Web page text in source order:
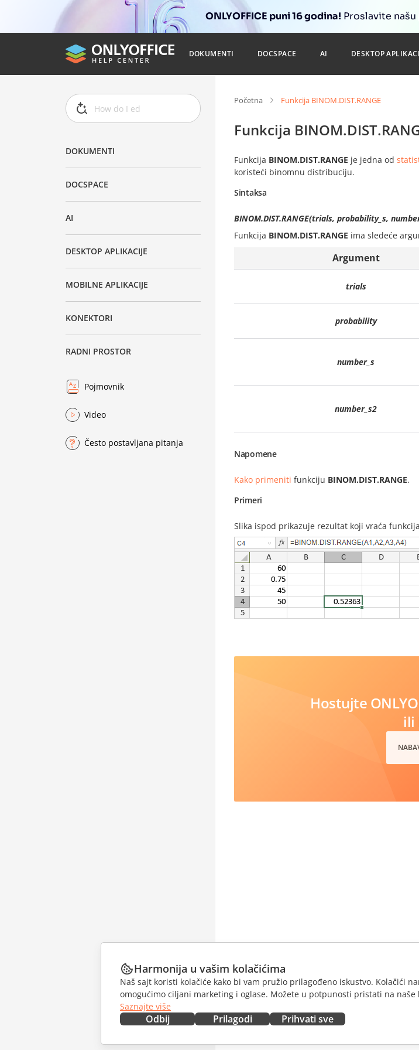
ONLYOFFICE puni 16 godina! Proslavite
DOKUMENTI DOCSPACE AI DESKTOP
DOKUMENTI
DOCSPACE
AI
DESKTOP APLIKACIJE
MOBILNE APLIKACIJE
KONEKTORI
RADNI PROSTOR
Pojmovnik
Video
Često postavljana pitanja
Početna Funkcija BINOM.DIST.RANGE
Funkcija
Funkcija BINOM.DIST.RANGE je jedna od
koristeći binomnu distribuciju.
Sintaksa
BINOM.DIST.RANGE(trials, probability_s,
Funkcija BINOM.DIST.RANGE ima sledeće
Argument
trials
probability
number_s
number_s2
Napomene
Kako primeniti funkciju BINOM.DIST.RANGE.
Primeri
Slika ispod prikazuje rezultat koji vraća funkcija
Hostujte
ili
Harmonija u vašim kolačićima
Naš sajt koristi kolačiće kako bi vam pružio prilagođeno iskustvo. Kolačići
omogućimo ciljani marketing i oglase. Možete u potpunosti pristati na
Saznajte više
Odbij Prilagodi Prihvati sve